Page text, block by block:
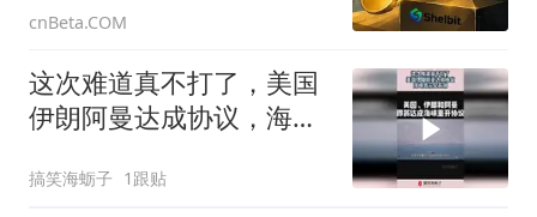
cnBeta.COM
这次难道真不打了，美国
伊朗阿曼达成协议，海峡
搞笑海蛎子 1跟贴